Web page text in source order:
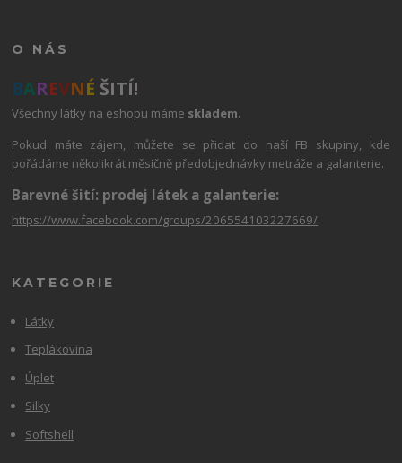
O NÁS
BAREVNÉ ŠITÍ!
Všechny látky na eshopu máme skladem.
Pokud máte zájem, můžete se přidat do naší FB skupiny, kde
pořádáme několikrát měsíčně předobjednávky metráže a galanterie.
Barevné šití: prodej látek a galanterie:
https://www.facebook.com/groups/206554103227669/
KATEGORIE
Látky
Teplákovina
Úplet
Silky
Softshell